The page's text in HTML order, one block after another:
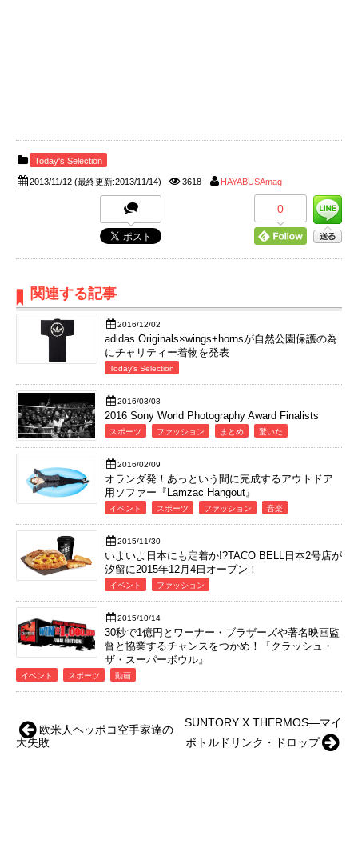
Today's Selection
2013/11/12 (最終更新:2013/11/14) 3618 HAYABUSAmag
0
関連する記事
2016/12/02
adidas Originals×wings+hornsが自然公園保護の為
にチャリティー着物を発表
Today's Selection
2016/03/08
2016 Sony World Photography Award Finalists
スポーツ ファッション まとめ 驚いた
2016/02/09
オランダ発！あっという間に完成するアウトドア
用ソファー『Lamzac Hangout』
イベント スポーツ ファッション 音楽
2015/11/30
いよいよ日本にも定着か!?TACO BELL日本2号店が
汐留に2015年12月4日オープン！
イベント ファッション
2015/10/14
30秒で1億円とワーナー・ブラザーズや著名映画監
督と協業するチャンスをつかめ！『クラッシュ・
ザ・スーパーボウル』
イベント スポーツ 動画
SUNTORY X THERMOS―マイ
ボトルドリンク・ドロップ
欧米人ヘッポコ空手家達の
大失敗